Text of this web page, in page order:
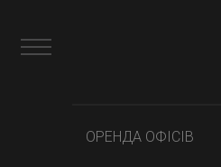
ОРЕНДА ОФІСІВ